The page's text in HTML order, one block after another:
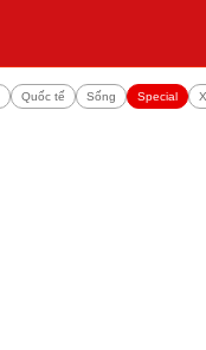
Quốc tế Sống Special